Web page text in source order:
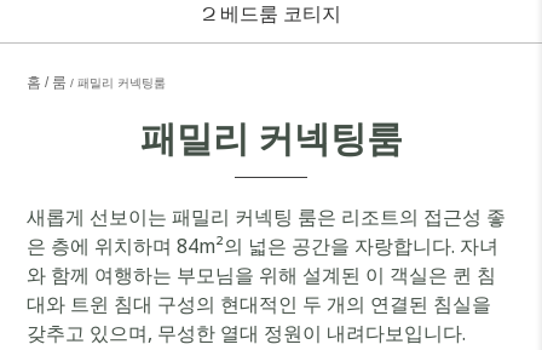
2 베드룸 코티지
홈 룸 패밀리 커넥팅룸
패밀리 커넥팅룸
새롭게 선보이는 패밀리 커넥팅 룸은 리조트의 접근성 좋
은 층에 위치하며 84m²의 넓은 공간을 자랑합니다. 자녀
와 함께 여행하는 부모님을 위해 설계된 이 객실은 퀸 침
대와 트윈 침대 구성의 현대적인 두 개의 연결된 침실을
갖추고 있으며, 무성한 열대 정원이 내려다보입니다.